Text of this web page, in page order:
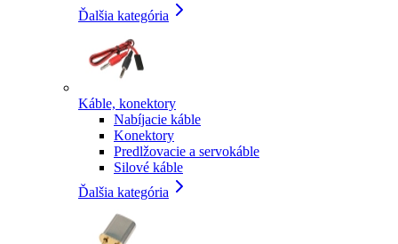
Ďalšia kategória
Káble, konektory
Nabíjacie káble
Konektory
Predlžovacie a servokáble
Silové káble
Ďalšia kategória